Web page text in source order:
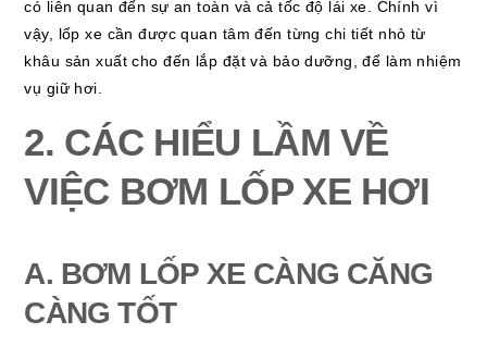
có liên quan đến sự an toàn và cả tốc độ lái xe. Chính vì
vậy, lốp xe cần được quan tâm đến từng chi tiết nhỏ từ
khâu sản xuất cho đến lắp đặt và bảo dưỡng, để làm nhiệm
vụ giữ hơi.
2. CÁC HIỂU LẦM VỀ
VIỆC BƠM LỐP XE HƠI
A. BƠM LỐP XE CÀNG CĂNG
CÀNG TỐT